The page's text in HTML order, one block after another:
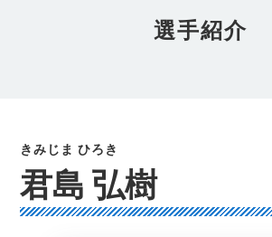
選手紹介
君島 弘樹